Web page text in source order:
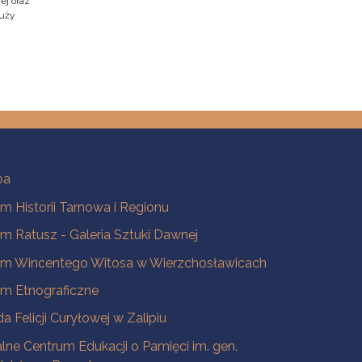
Historii Tarnowa i Regionu
Ratusz - Galeria Sztuki Dawnej
Wincentego Witosa w Wierzchosławicach
Etnograficzne
Felicji Curyłowej w Zalipiu
Centrum Edukacji o Pamięci im. gen.